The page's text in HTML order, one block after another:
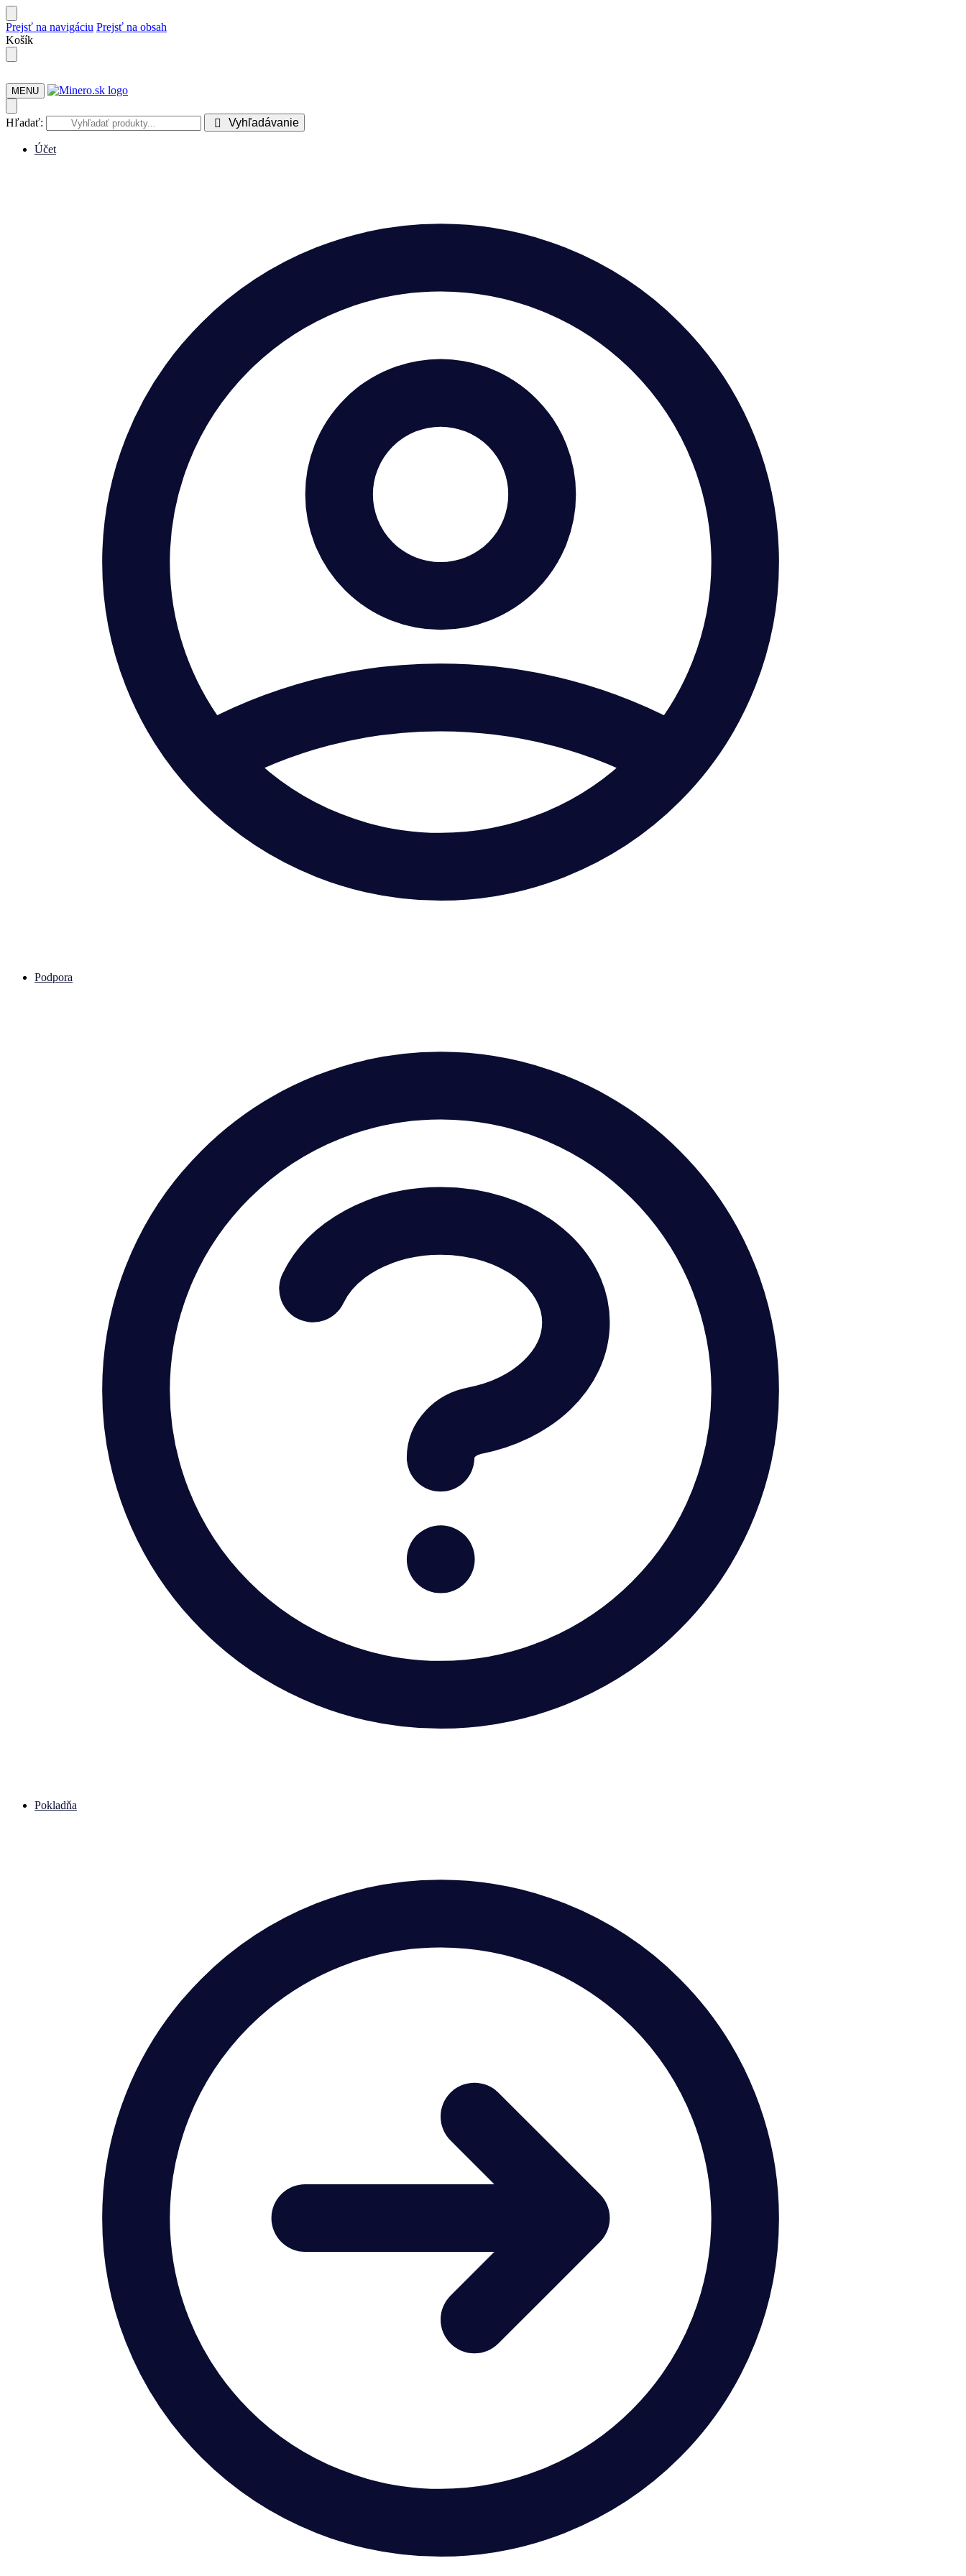
Prejsť na navigáciu Prejsť na obsah
Košík
MENU
Hľadať: Vyhľadávanie
Účet
Podpora
Pokladňa